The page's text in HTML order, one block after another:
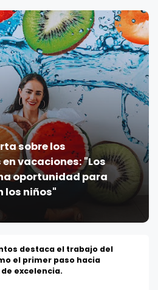
sobre los
vacaciones: "Los
oportunidad para
los niños"
destaca el trabajo del
el primer paso hacia
excelencia.